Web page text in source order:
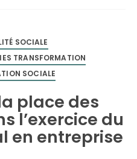
SOCIALE
TRANSFORMATION
SOCIALE
place des
l’exercice du
en entreprise